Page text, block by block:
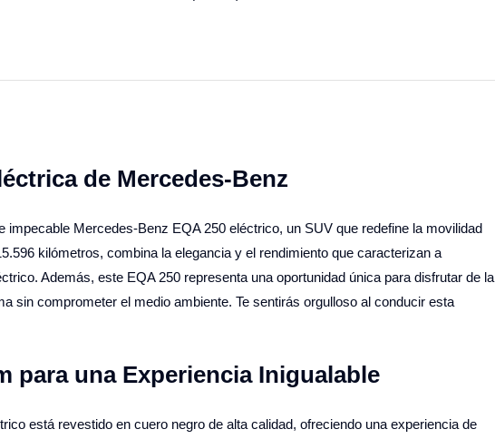
de Mercedes-Benz
impecable Mercedes-Benz EQA 250 eléctrico, un SUV que redefine la movilidad
kilómetros, combina la elegancia y el rendimiento que caracterizan a
Además, este EQA 250 representa una oportunidad única para disfrutar de la
sin comprometer el medio ambiente. Te sentirás orgulloso al conducir esta
para una Experiencia Inigualable
está revestido en cuero negro de alta calidad, ofreciendo una experiencia de